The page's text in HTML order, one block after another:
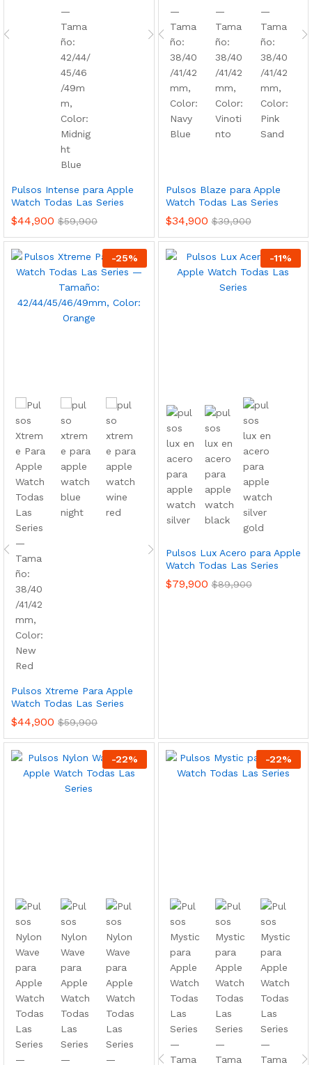
Pulsos Intense para Apple
Watch Todas Las Series
$44,900 $59,900
Pulsos Blaze para Apple
Watch Todas Las Series
$34,900 $39,900
-25%
Pulsos Xtreme Para Apple
Watch Todas Las Series
$44,900 $59,900
-11%
Pulsos Lux Acero para Apple
Watch Todas Las Series
$79,900 $89,900
-22% -22%